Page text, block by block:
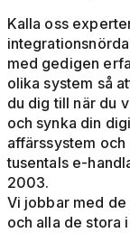
Kalla oss
med gedigen
olika system så
du dig till när du
och synka din
affärssystem
tusentals e-
2003.
Vi jobbar med
och alla de stora